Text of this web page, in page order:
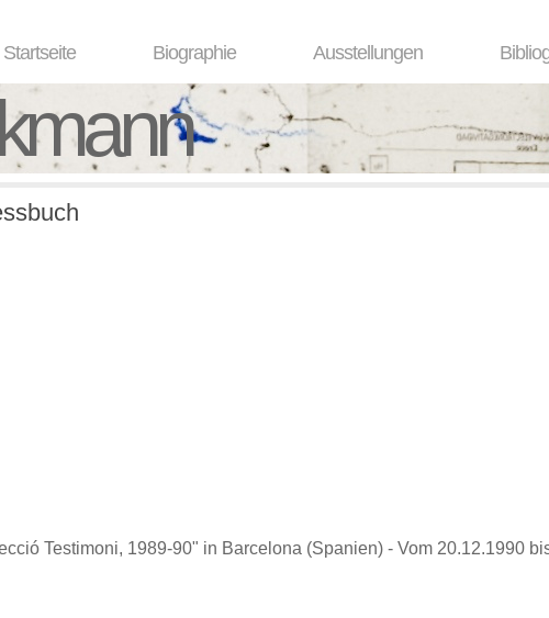
Startseite Biographie Ausstellungen
Testimoni, 1989-90" in Barcelona (Spanien) - Vom 20.12.1990